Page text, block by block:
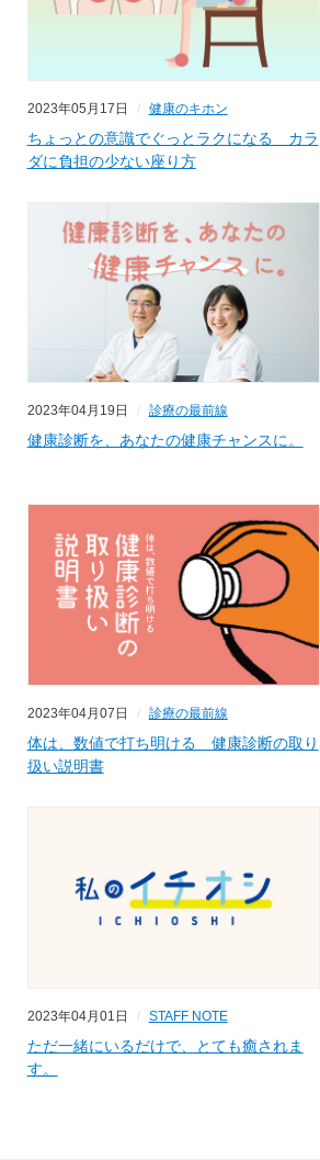
2023年05月17日 健康のキホン
ちょっとの意識でぐっとラクになる カラ
ダに負担の少ない座り方
2023年04月19日 診療の最前線
健康診断を、あなたの健康チャンスに。
2023年04月07日 診療の最前線
体は、数値で打ち明ける 健康診断の取り
扱い説明書
2023年04月01日 STAFF NOTE
ただ一緒にいるだけで、とても癒されま
す。